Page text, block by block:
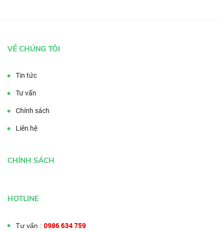
VỀ CHÚNG TÔI
Tin tức
Tư vấn
Chính sách
Liên hệ
CHÍNH SÁCH
HOTLINE
Tư vấn : 0986 634 759